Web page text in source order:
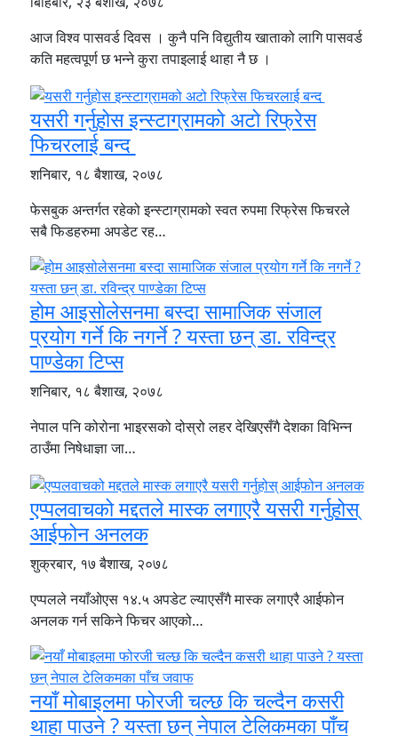
आज विश्व पासवर्ड दिवस । कुनै पनि विद्युतीय खाताको लागि पासवर्ड
कति महत्वपूर्ण छ भन्ने कुरा तपाइलाई थाहा नै छ ।
यसरी गर्नुहोस इन्स्टाग्रामको अटो रिफ्रेस
फिचरलाई बन्द
शनिबार, १८ बैशाख, २०७८
फेसबुक अन्तर्गत रहेको इन्स्टाग्रामको स्वत रुपमा रिफ्रेस फिचरले
सबै फिडहरुमा अपडेट रह…
होम आइसोलेसनमा बस्दा सामाजिक संजाल
प्रयोग गर्ने कि नगर्ने ? यस्ता छन् डा. रविन्द्र
पाण्डेका टिप्स
शनिबार, १८ बैशाख, २०७८
नेपाल पनि कोरोना भाइरसको दोस्रो लहर देखिएसँगै देशका विभिन्न
ठाउँमा निषेधाज्ञा जा…
एप्पलवाचको मद्दतले मास्क लगाएरै यसरी गर्नुहोस्
आईफोन अनलक
शुक्रबार, १७ बैशाख, २०७८
एप्पलले नयाँओएस १४.५ अपडेट ल्याएसँगै मास्क लगाएरै आईफोन
अनलक गर्न सकिने फिचर आएको…
नयाँ मोबाइलमा फोरजी चल्छ कि चल्दैन कसरी
थाहा पाउने ? यस्ता छन् नेपाल टेलिकमका पाँच